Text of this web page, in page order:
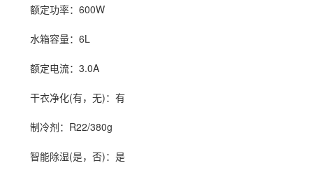
额定功率：600W
水箱容量：6L
额定电流：3.0A
干衣净化(有，无)：有
制冷剂：R22/380g
智能除湿(是，否)：是